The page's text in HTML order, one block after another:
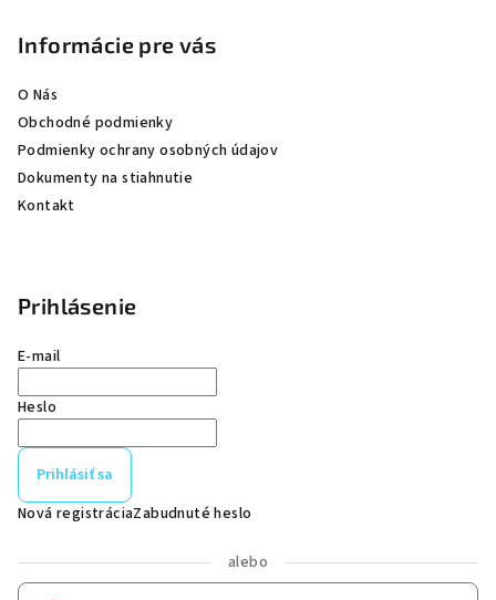
Informácie pre vás
O Nás
Obchodné podmienky
Podmienky ochrany osobných údajov
Dokumenty na stiahnutie
Kontakt
Prihlásenie
E-mail
Heslo
Prihlásiť sa
Nová registráciaZabudnuté heslo
alebo